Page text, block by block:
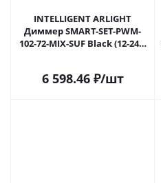
INTELLIGENT ARLIGHT
Диммер SMART-SET-PWM-
102-72-MIX-SUF Black (12-24V,
Самаре
6 598.46₽/шт